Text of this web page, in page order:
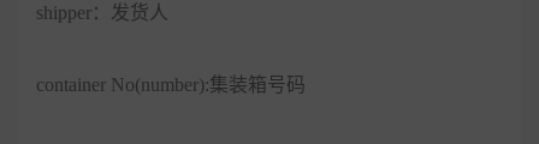
shipper：发货人
container No(number):集装箱号码